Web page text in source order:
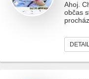
Ahoj.
občas